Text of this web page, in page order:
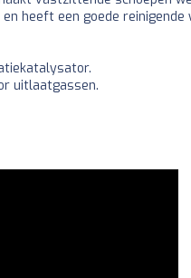
heeft een goede reinigende
uitlaatgassen.